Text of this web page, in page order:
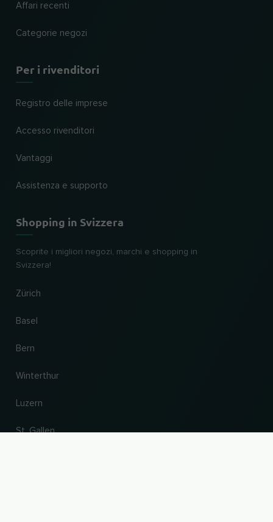
Affari recenti
Categorie negozi
Per i rivenditori
Registro delle imprese
Accesso rivenditori
Vantaggi
Assistenza e supporto
Shopping in Svizzera
Scoprite i migliori negozi, marchi e shopping in
Svizzera!
Zürich
Basel
Bern
Winterthur
Luzern
St. Gallen